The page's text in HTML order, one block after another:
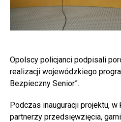
Opolscy policjanci podpisali
realizacji wojewódzkiego
Bezpieczny Senior”.
Podczas inauguracji projektu, w
partnerzy przedsięwzięcia,